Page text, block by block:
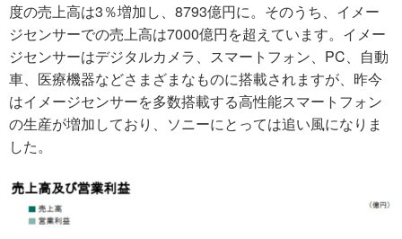
度の売上高は3％増加し、8793億円に。そのうち、イメー
ジセンサーでの売上高は7000億円を超えています。イメー
ジセンサーはデジタルカメラ、スマートフォン、PC、自動
車、医療機器などさまざまなものに搭載されますが、昨今
はイメージセンサーを多数搭載する高性能スマートフォン
の生産が増加しており、ソニーにとっては追い風になりま
した。